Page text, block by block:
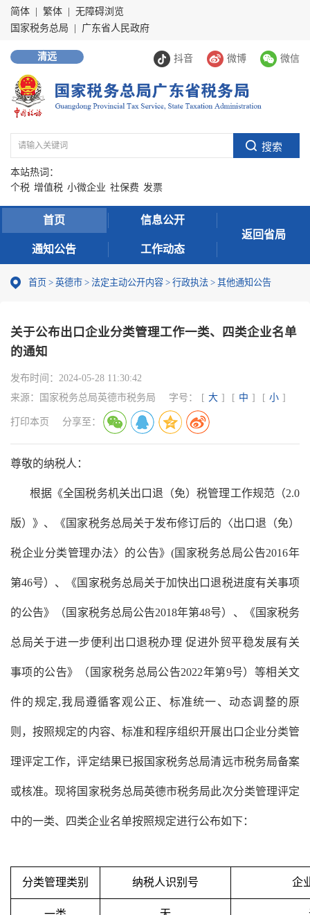
简体 繁体
无障碍浏览
国家税务总局
广东省人民政府
抖音 微博 微信
清远
本站热词：
个税 增值税 小微企业 社保费 发票
首页 信息公开
通知公告 工作动态
返回省局
首页 > 英德市 > 法定主动公开内容 > 行政执法 > 其他通知公告
关于公布出口企业分类管理工作一类、四类企业名单
的通知
发布时间： 2024-05-28 11:30:42
来源：
国家税务总局英德市税务局 字号： [ 大 ] [ 中 ] [ 小 ]
打印本页 分享至：
尊敬的纳税人：
根据《全国税务机关出口退（免）税管理工作规范（2.0
版）》、《国家税务总局关于发布修订后的〈出口退（免）
税企业分类管理办法〉的公告》(国家税务总局公告2016年
第46号）、《国家税务总局关于加快出口退税进度有关事项
的公告》（国家税务总局公告2018年第48号）、《国家税务
总局关于进一步便利出口退税办理 促进外贸平稳发展有关
事项的公告》（国家税务总局公告2022年第9号）等相关文
件的规定,我局遵循客观公正、标准统一、动态调整的原
则，按照规定的内容、标准和程序组织开展出口企业分类管
理评定工作，评定结果已报国家税务总局清远市税务局备案
或核准。现将国家税务总局英德市税务局此次分类管理评定
中的一类、四类企业名单按照规定进行公布如下：
分类管理类别 纳税人识别号 企